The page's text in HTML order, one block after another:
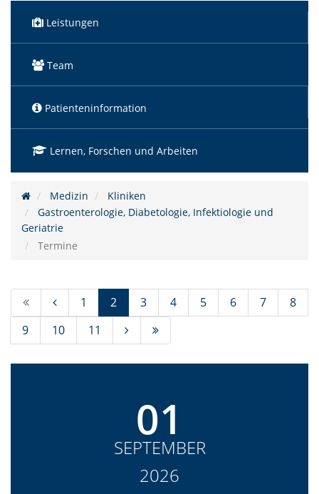
Leistungen
Team
Patienteninformation
Lernen, Forschen und Arbeiten
Medizin
Kliniken
Gastroenterologie, Diabetologie, Infektiologie und
Geriatrie
Termine
1 2 (Standort)
3 4 5 6 7
8
9
10 11
01
SEPTEMBER
2026